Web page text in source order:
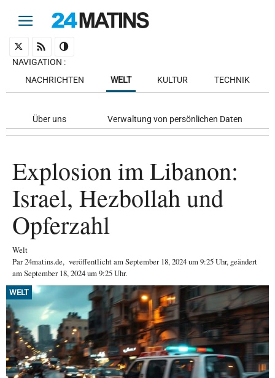
NAVIGATION :
NACHRICHTEN
WELT KULTUR TECHNIK
Über uns Verwaltung von persönlichen Daten
Explosion im Libanon:
Israel, Hezbollah und
Opferzahl
Welt
Par24matins.de, veröffentlicht amSeptember 18, 2024um 9:25 Uhr, geändert
am September 18, 2024 um 9:25 Uhr.
WELT